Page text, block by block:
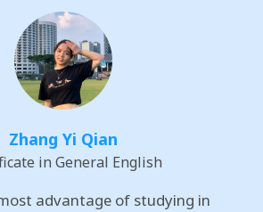
Zhang Yi Qian
in General English
advantage of studying in